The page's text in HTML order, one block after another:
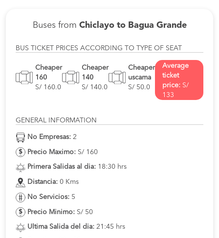
Buses from Chiclayo to Bagua Grande
BUS TICKET PRICES ACCORDING TO TYPE OF SEAT
Cheaper
160
S/ 160.0
Cheaper
140
S/ 140.0
Cheaper
uscama
S/ 50.0
Average
ticket
price: S/
133
GENERAL INFORMATION
No Empresas: 2
Precio Maximo: S/ 160
Primera Salidas al dia: 18:30 hrs
Distancia: 0 Kms
No Servicios: 5
Precio Minimo: S/ 50
Ultima Salida del dia: 21:45 hrs